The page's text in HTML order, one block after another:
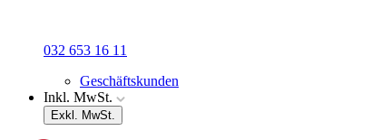
032 653 16 11
Geschäftskunden
Inkl. MwSt.
Exkl. MwSt.